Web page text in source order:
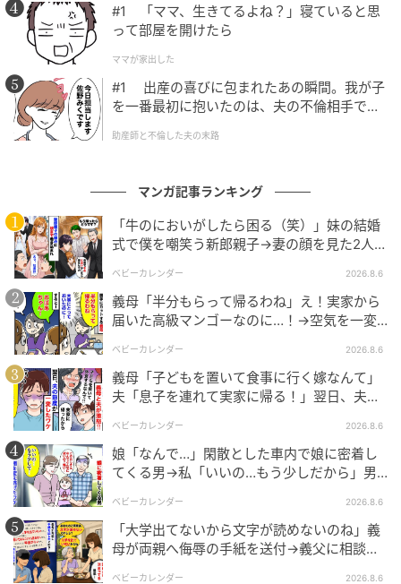
ベビーカレンダー
#1 「ママ、生きてるよね？」寝ていると思
って部屋を開けたら
ママが家出した
#1 出産の喜びに包まれたあの瞬間。我が子
を一番最初に抱いたのは、夫の不倫相手でし
助産師と不倫した夫の末路
マンガ記事ランキング
「牛のにおいがしたら困る（笑）」妹の結婚
式で僕を嘲笑う新郎親子→妻の顔を見た2人が
ベビーカレンダー 2026.8.6
義母「半分もらって帰るわね」え！実家から
届いた高級マンゴーなのに…！→空気を一変
ベビーカレンダー 2026.8.6
義母「子どもを置いて食事に行く嫁なんて」
夫「息子を連れて実家に帰る！」翌日、夫が
ベビーカレンダー 2026.8.6
娘「なんで…」閑散とした車内で娘に密着し
てくる男→私「いいの…もう少しだから」男
ベビーカレンダー 2026.8.6
「大学出てないから文字が読めないのね」義
母が両親へ侮辱の手紙を送付→義父に相談
ベビーカレンダー 2026.8.6